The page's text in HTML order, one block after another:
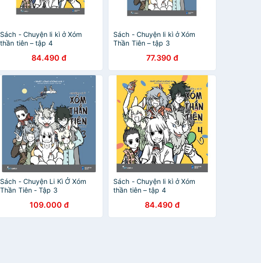
Sách - Chuyện li kì ở Xóm
thần tiên – tập 4
84.490 đ
Sách - Chuyện li kì ở Xóm
Thần Tiên – tập 3
77.390 đ
Sách - Chuyện Li Kì Ở Xóm
Thần Tiên - Tập 3
109.000 đ
Sách - Chuyện li kì ở Xóm
thần tiên – tập 4
84.490 đ